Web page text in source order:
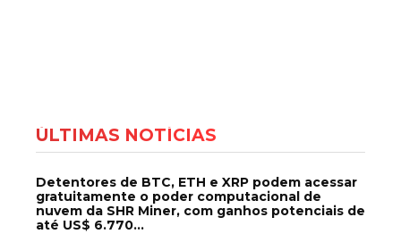
ÚLTIMAS NOTÍCIAS
Detentores de BTC, ETH e XRP podem acessar
gratuitamente o poder computacional de
nuvem da SHR Miner, com ganhos potenciais de
até US$ 6.770...